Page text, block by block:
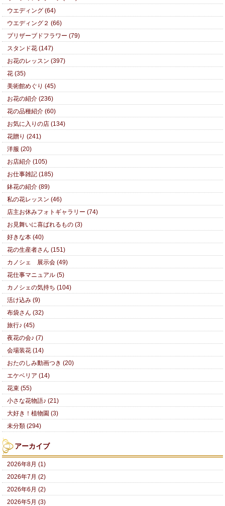
ウエディング (64)
ウエディング２ (66)
プリザーブドフラワー (79)
スタンド花 (147)
お花のレッスン (397)
花 (35)
美術館めぐり (45)
お花の紹介 (236)
花の品種紹介 (60)
お気に入りの店 (134)
花贈り (241)
洋服 (20)
お店紹介 (105)
お仕事雑記 (185)
鉢花の紹介 (89)
私の花レッスン (46)
店主お休みフォトギャラリー (74)
お見舞いに喜ばれるもの (3)
好きな本 (40)
花の生産者さん (151)
カノシェ 展示会 (49)
花仕事マニュアル (5)
カノシェの気持ち (104)
活け込み (9)
布袋さん (32)
旅行♪ (45)
夜花の会♪ (7)
会場装花 (14)
おたのしみ動画つき (20)
エケベリア (14)
花束 (55)
小さな花物語♪ (21)
大好き！植物園 (3)
未分類 (294)
アーカイブ
2026年8月 (1)
2026年7月 (2)
2026年6月 (2)
2026年5月 (3)